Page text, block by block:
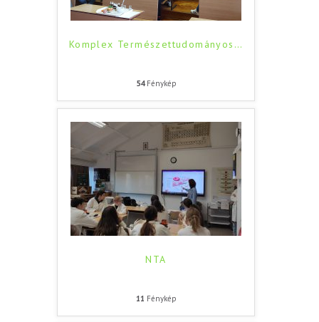
Komplex Természettudományos …
54Fénykép
NTA
11 Fénykép